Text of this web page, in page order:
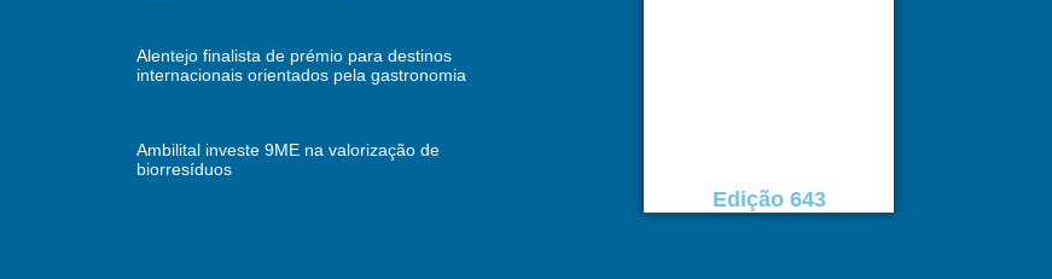
Alentejo finalista de prémio para destinos
internacionais orientados pela gastronomia
Ambilital investe 9ME na valorização de
biorresíduos
Edição 643